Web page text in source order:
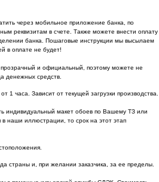
через мобильное приложение банка, по
реквизитам в счете. Также можете внести оплату
банка. Пошаговые инструкции мы высылаем
в оплате не будет!
и официальный, поэтому можете не
денежных средств.
1 часа. Зависит от текущей загрузки производства.
индивидуальный макет обоев по Вашему ТЗ или
наши иллюстрации, то срок на этот этап
страны и, при желании заказчика, за ее пределы.